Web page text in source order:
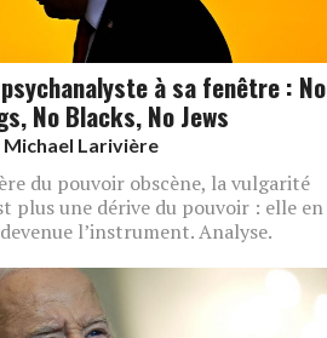
à sa fenêtre : No
No Blacks, No Jews
Michael Larivière
du pouvoir obscène, la vulgarité
plus une dérive du pouvoir : elle en
l’instrument. Analyse.